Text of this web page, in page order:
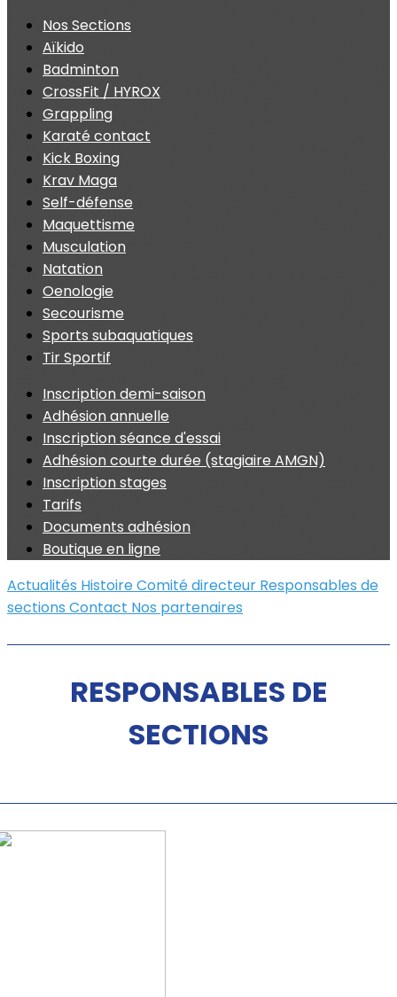
Nos Sections
Aïkido
Badminton
CrossFit / HYROX
Grappling
Karaté contact
Kick Boxing
Krav Maga
Self-défense
Maquettisme
Musculation
Natation
Oenologie
Secourisme
Sports subaquatiques
Tir Sportif
Inscription demi-saison
Adhésion annuelle
Inscription séance d'essai
Adhésion courte durée (stagiaire AMGN)
Inscription stages
Tarifs
Documents adhésion
Boutique en ligne
Actualités HistoireComité directeur Responsables de
sections Contact Nos partenaires
RESPONSABLES DE
SECTIONS